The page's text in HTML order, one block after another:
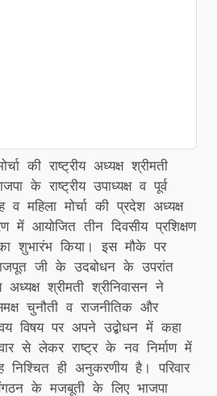
की राष्ट्रीय अध्यक्ष श्रीमती
के राष्ट्रीय उपाध्यक्ष व पूर्व
महिला मोर्चा की प्रदेश अध्यक्ष
में आयोजित तीन दिवसीय प्रशिक्षण
शुभारंभ किया। इस मौके पर
जी के उदबोधन के उपरांत
अध्यक्ष श्रीमती श्रीनिवासन ने
चुनौती व राजनीतिक और
विषय पर अपने उद्बोधन में कहा
से लेकर राष्ट्र के नव निर्माण में
ही अनुकरणीय है। परिवार
के मजबूती के लिए भाजपा